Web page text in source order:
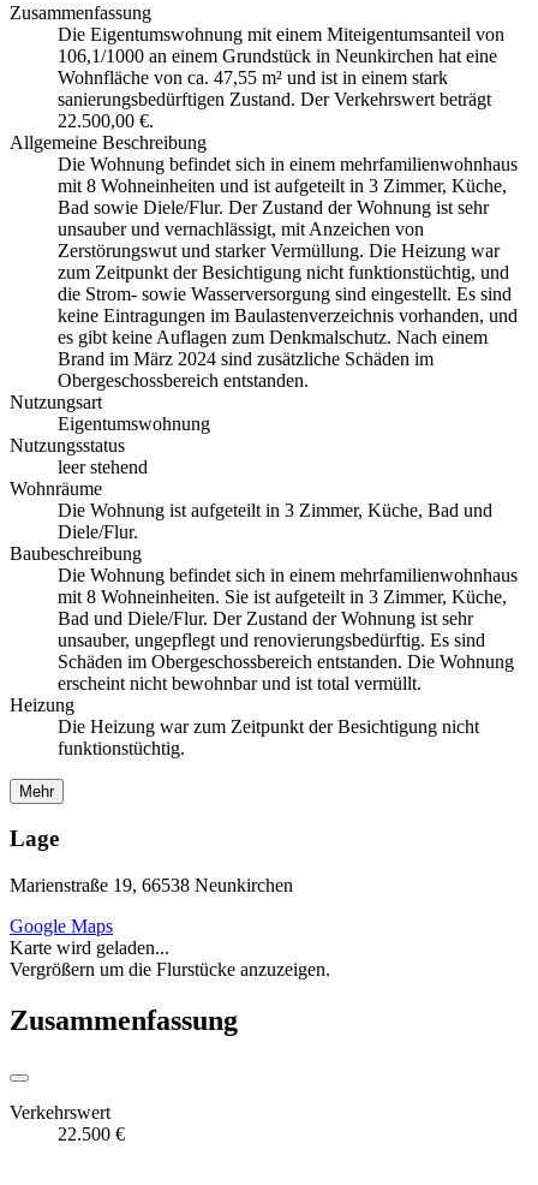
Zusammenfassung
Die Eigentumswohnung mit einem Miteigentumsanteil von
106,1/1000 an einem Grundstück in Neunkirchen hat eine
Wohnfläche von ca. 47,55 m² und ist in einem stark
sanierungsbedürftigen Zustand. Der Verkehrswert beträgt
22.500,00 €.
Allgemeine Beschreibung
Die Wohnung befindet sich in einem mehrfamilienwohnhaus
mit 8 Wohneinheiten und ist aufgeteilt in 3 Zimmer, Küche,
Bad sowie Diele/Flur. Der Zustand der Wohnung ist sehr
unsauber und vernachlässigt, mit Anzeichen von
Zerstörungswut und starker Vermüllung. Die Heizung war
zum Zeitpunkt der Besichtigung nicht funktionstüchtig, und
die Strom- sowie Wasserversorgung sind eingestellt. Es sind
keine Eintragungen im Baulastenverzeichnis vorhanden, und
es gibt keine Auflagen zum Denkmalschutz. Nach einem
Brand im März 2024 sind zusätzliche Schäden im
Obergeschossbereich entstanden.
Nutzungsart
Eigentumswohnung
Nutzungsstatus
leer stehend
Wohnräume
Die Wohnung ist aufgeteilt in 3 Zimmer, Küche, Bad und
Diele/Flur.
Baubeschreibung
Die Wohnung befindet sich in einem mehrfamilienwohnhaus
mit 8 Wohneinheiten. Sie ist aufgeteilt in 3 Zimmer, Küche,
Bad und Diele/Flur. Der Zustand der Wohnung ist sehr
unsauber, ungepflegt und renovierungsbedürftig. Es sind
Schäden im Obergeschossbereich entstanden. Die Wohnung
erscheint nicht bewohnbar und ist total vermüllt.
Heizung
Die Heizung war zum Zeitpunkt der Besichtigung nicht
funktionstüchtig.
Mehr
Lage
Marienstraße 19, 66538 Neunkirchen
Google Maps
Karte wird geladen...
Vergrößern um die Flurstücke anzuzeigen.
Zusammenfassung
Verkehrswert
22.500 €